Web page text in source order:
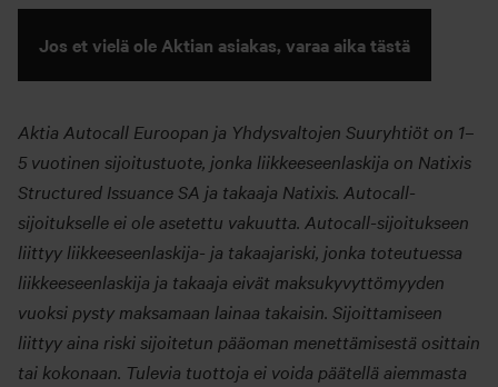
Jos et vielä ole Aktian asiakas, varaa aika tästä
Aktia Autocall Euroopan ja Yhdysvaltojen Suuryhtiöt on 1–
5 vuotinen sijoitustuote, jonka liikkeeseenlaskija on Natixis
Structured Issuance SA ja takaaja Natixis. Autocall-
sijoitukselle ei ole asetettu vakuutta. Autocall-sijoitukseen
liittyy liikkeeseenlaskija- ja takaajariski, jonka toteutuessa
liikkeeseenlaskija ja takaaja eivät maksukyvyttömyyden
vuoksi pysty maksamaan lainaa takaisin. Sijoittamiseen
liittyy aina riski sijoitetun pääoman menettämisestä osittain
tai kokonaan. Tulevia tuottoja ei voida päätellä aiemmasta